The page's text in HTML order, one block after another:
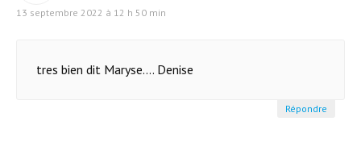
13 septembre 2022 à 12 h 50 min
tres bien dit Maryse.... Denise
Répondre